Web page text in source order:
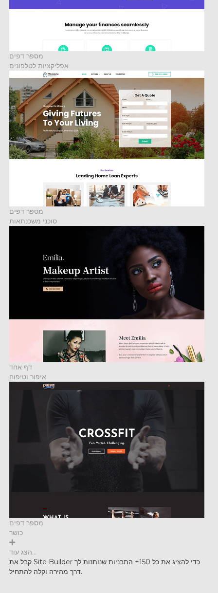
מספר דפים
אפליקציות לטלפונים
מספר דפים
סוכני משכנתאות
דף אחד
איפור וטיפוח
מספר דפים
כושר
הצג עוד...
קבל את Site Builder כדי להציג את כל 150+ התבניות שנותנות לך
דרך מהירה וקלה להתחיל.